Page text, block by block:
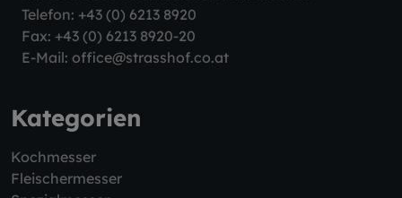
Telefon: +43 (0) 6213 8920
Fax: +43 (0) 6213 8920-20
E-Mail: office@strasshof.co.at
Kategorien
Kochmesser
Fleischermesser